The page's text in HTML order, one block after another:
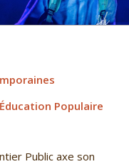
1 2 3 4 5
Populaire
Public axe son